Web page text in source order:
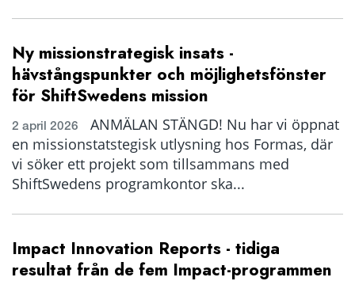
Ny missionstrategisk insats -
hävstångspunkter och möjlighetsfönster
för ShiftSwedens mission
2 april 2026
ANMÄLAN STÄNGD! Nu har vi öppnat
en missionstatstegisk utlysning hos Formas, där
vi söker ett projekt som tillsammans med
ShiftSwedens programkontor ska...
Impact Innovation Reports - tidiga
resultat från de fem Impact-programmen